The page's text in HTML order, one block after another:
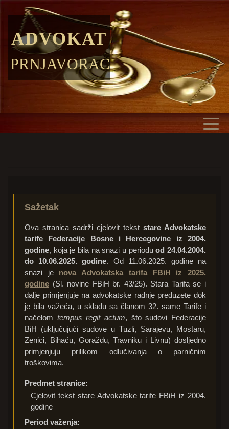
ADVOKAT
PRNJAVORAC
Sažetak
Ova stranica sadrži cjelovit tekst stare Advokatske
tarife Federacije Bosne i Hercegovine iz 2004.
godine, koja je bila na snazi u perioduod 24.04.2004.
do 10.06.2025. godine. Od 11.06.2025. godine na
snazi je nova Advokatska tarifa FBiH iz 2025.
godine (Sl. novine FBiH br. 43/25). Stara Tarifa se i
dalje primjenjuje na advokatske radnje preduzete dok
je bila važeća, u skladu sa članom 32. same Tarife i
načelom tempus regit actum, što sudovi Federacije
BiH (uključujući sudove u Tuzli, Sarajevu, Mostaru,
Zenici, Bihaću, Goraždu, Travniku i Livnu) dosljedno
primjenjuju prilikom odlučivanja o parničnim
troškovima.
Predmet stranice:
Cjelovit tekst stare Advokatske tarife FBiH iz 2004.
godine
Period važenja: